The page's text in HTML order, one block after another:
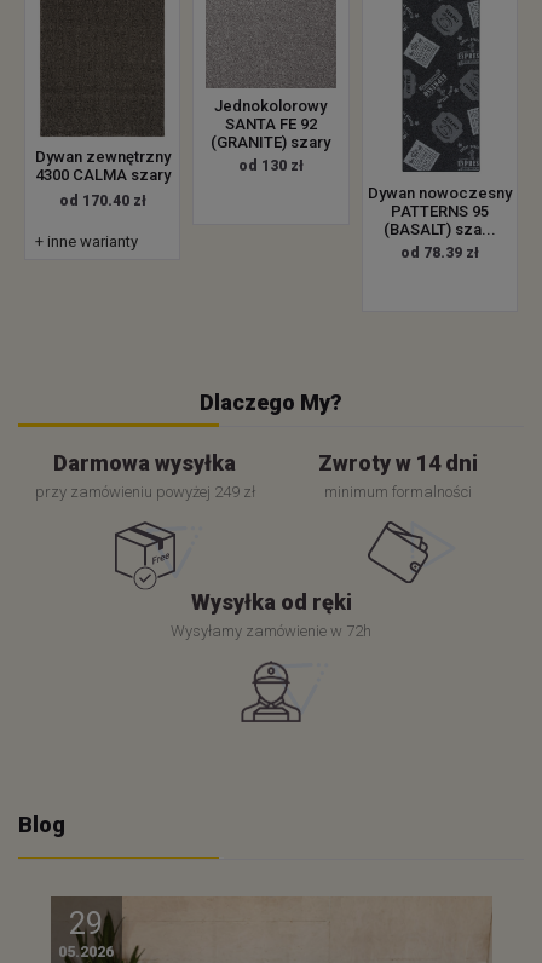
Dywan zewnętrzny
4300 CALMA szary
od 170.40 zł
+ inne warianty
Jednokolorowy
SANTA FE 92
(GRANITE) szary
od 130 zł
Dywan nowoczesny
PATTERNS 95
(BASALT) sza...
od 78.39 zł
Dlaczego My?
Darmowa wysyłka
przy zamówieniu powyżej 249 zł
Zwroty w 14 dni
minimum formalności
Wysyłka od ręki
Wysyłamy zamówienie w 72h
Blog
29
05.2026